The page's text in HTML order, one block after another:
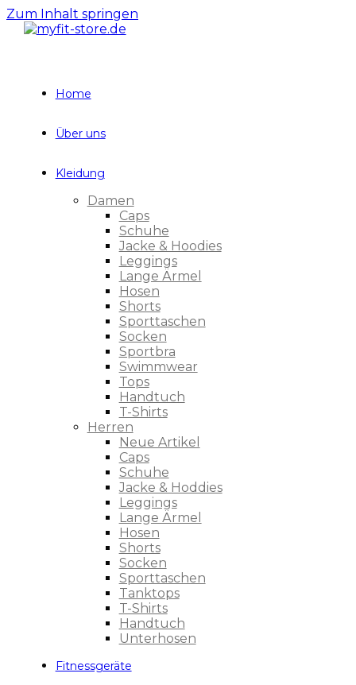
Zum Inhalt springen
Home
Über uns
Kleidung
Damen
Caps
Schuhe
Jacke & Hoodies
Leggings
Lange Ärmel
Hosen
Shorts
Sporttaschen
Socken
Sportbra
Swimmwear
Tops
Handtuch
T-Shirts
Herren
Neue Artikel
Caps
Schuhe
Jacke & Hoddies
Leggings
Lange Ärmel
Hosen
Shorts
Socken
Sporttaschen
Tanktops
T-Shirts
Handtuch
Unterhosen
Fitnessgeräte